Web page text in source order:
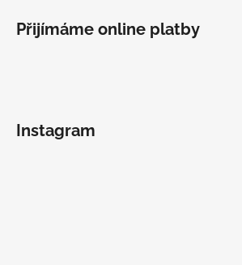
Přijímáme online platby
Instagram